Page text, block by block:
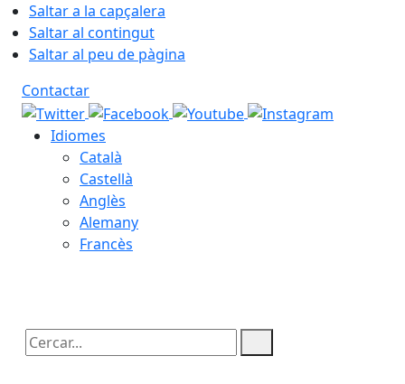
Saltar a la capçalera
Saltar al contingut
Saltar al peu de pàgina
Contactar
Idiomes
Català
Castellà
Anglès
Alemany
Francès
Cercar: